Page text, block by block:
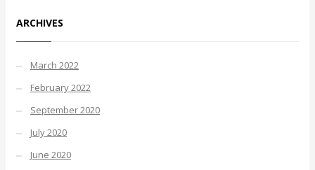
ARCHIVES
March 2022
February 2022
September 2020
July 2020
June 2020